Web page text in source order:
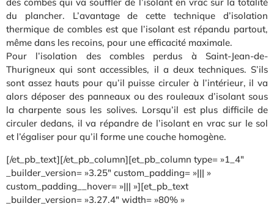
du plancher. L’avantage de cette technique d’isolation
thermique de combles est que l’isolant est répandu partout,
même dans les recoins, pour une efficacité maximale.
Pour l’isolation des combles perdus à Saint-Jean-de-
Thurigneux qui sont accessibles, il a deux techniques. S’ils
sont assez hauts pour qu’il puisse circuler à l’intérieur, il va
alors déposer des panneaux ou des rouleaux d’isolant sous
la charpente sous les solives. Lorsqu’il est plus difficile de
circuler dedans, il va répandre de l’isolant en vrac sur le sol
et l’égaliser pour qu’il forme une couche homogène.
[/et_pb_text][/et_pb_column][et_pb_column type= »1_4″
_builder_version= »3.25″ custom_padding= »||| »
custom_padding__hover= »||| »][et_pb_text
_builder_version= »3.27.4″ width= »80% »